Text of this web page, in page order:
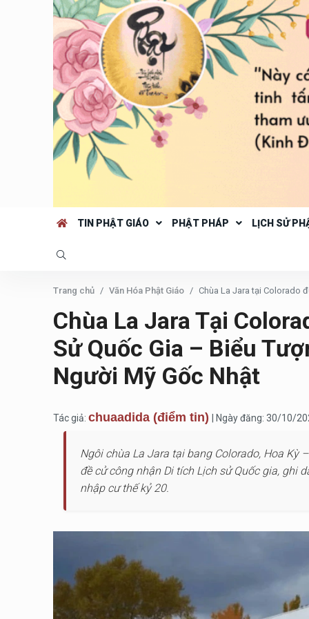
TIN PHẬT GIÁO PHẬT PHÁP LỊCH SỬ
Trang chủ Văn Hóa Phật Giáo Chùa La Jara tại Colorado
Chùa La Jara Tại
Sử Quốc Gia – Biểu
Người Mỹ Gốc Nhật
Tác giả: chuaadida (điểm tin) | Ngày đăng: 30/10/
Ngôi chùa La Jara tại bang Colorado, Hoa Kỳ
đề cử công nhận Di tích Lịch sử Quốc gia, ghi
nhập cư thế kỷ 20.